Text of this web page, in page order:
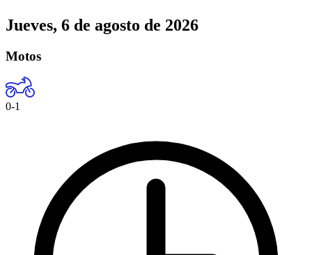
Jueves, 6 de agosto de 2026
Motos
0-1